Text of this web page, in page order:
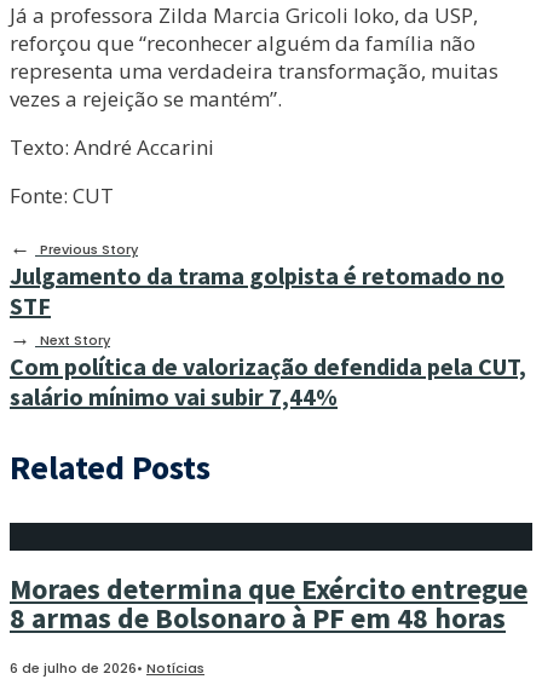
Já a professora Zilda Marcia Gricoli Ioko, da USP,
reforçou que “reconhecer alguém da família não
representa uma verdadeira transformação, muitas
vezes a rejeição se mantém”.
Texto: André Accarini
Fonte: CUT
←
Previous Story
Julgamento da trama golpista é retomado no
STF
→ Next Story
Com política de valorização defendida pela CUT,
salário mínimo vai subir 7,44%
Related Posts
Moraes determina que Exército entregue
8 armas de Bolsonaro à PF em 48 horas
6 de julho de 2026• Notícias